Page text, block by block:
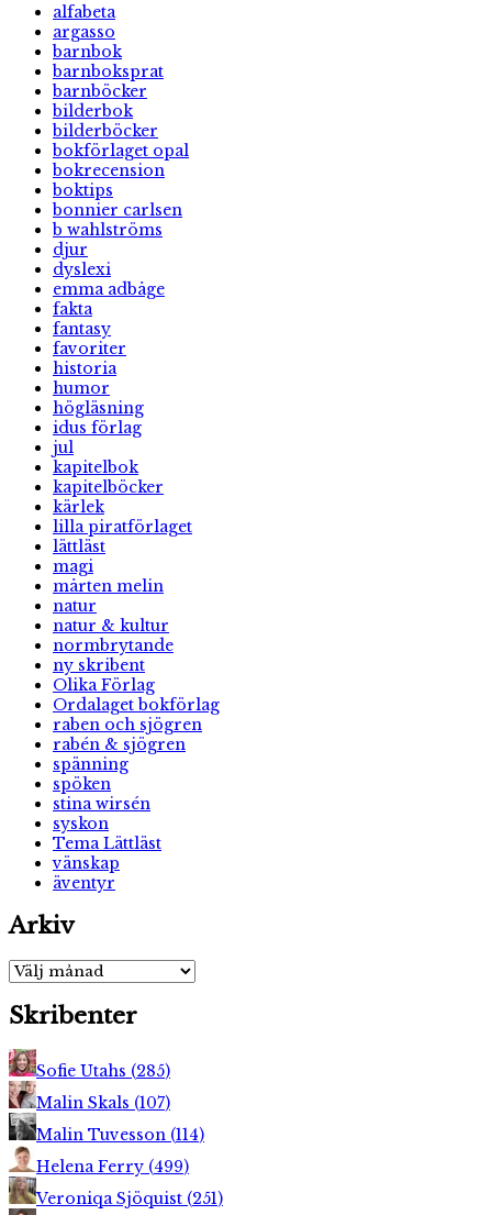
alfabeta
argasso
barnbok
barnboksprat
barnböcker
bilderbok
bilderböcker
bokförlaget opal
bokrecension
boktips
bonnier carlsen
b wahlströms
djur
dyslexi
emma adbåge
fakta
fantasy
favoriter
historia
humor
högläsning
idus förlag
jul
kapitelbok
kapitelböcker
kärlek
lilla piratförlaget
lättläst
magi
mårten melin
natur
natur & kultur
normbrytande
ny skribent
Olika Förlag
Ordalaget bokförlag
raben och sjögren
rabén & sjögren
spänning
spöken
stina wirsén
syskon
Tema Lättläst
vänskap
äventyr
Arkiv
Arkiv
Skribenter
Sofie Utahs (285)
Malin Skals (107)
Malin Tuvesson (114)
Helena Ferry (499)
Veroniqa Sjöquist (251)